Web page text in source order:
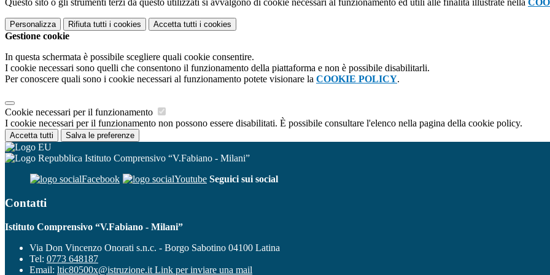
Questo sito o gli strumenti terzi da questo utilizzati si avvalgono di cookie necessari al funzionamento ed utili alle finalità illustrate nella
Personalizza Rifiuta tutti i cookies Accetta tutti i cookies
Gestione cookie
In questa schermata è possibile scegliere quali cookie consentire.
I cookie necessari sono quelli che consentono il funzionamento della piattaforma e non è possibile disabilitarli.
Per conoscere quali sono i cookie necessari al funzionamento potete visionare la COOKIE POLICY.
Cookie necessari per il funzionamento
I cookie necessari per il funzionamento non possono essere disabilitati. È possibile consultare l'elenco nella pagina della cookie policy.
Accetta tutti Salva le preferenze
Istituto Comprensivo “V.Fabiano - Milani”
Facebook
Youtube Seguici sui social
Contatti
Istituto Comprensivo “V.Fabiano - Milani”
Via Don Vincenzo Onorati s.n.c. - Borgo Sabotino 04100 Latina
Tel: 0773 648187
Email: ltic80500x@istruzione.it Link per inviare una mail